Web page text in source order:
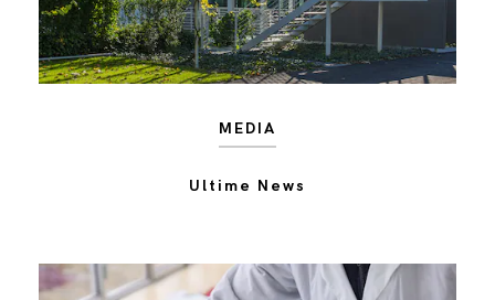
MEDIA
Ultime News